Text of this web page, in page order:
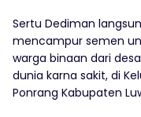
Sertu Dediman
mencampur semen
warga binaan dari
dunia karna sakit, di
Ponrang Kabupaten